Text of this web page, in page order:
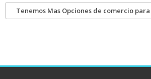
Tenemos Mas Opciones de comercio